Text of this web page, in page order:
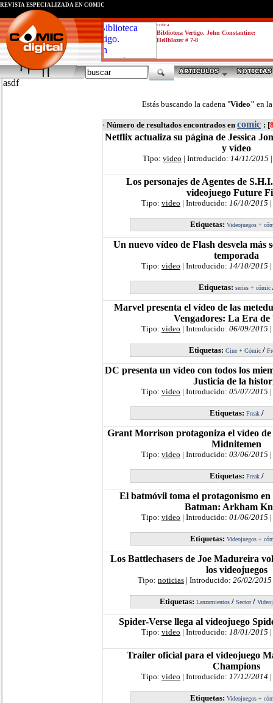
critica
Biblioteca Vertigo. John Constantine:
Hellblazer # 7-8
REVISTA ESPECIALIZADA EN CÓMIC
asdf
Estás buscando la cadena "Video" en
· Número de resultados encontrados en comic : [
Netflix actualiza su página de Jessica
y vídeo
Tipo: video | Introducido: 14/11/2015
Los personajes de Agentes de
videojuego Future
Tipo: video | Introducido: 16/10/2015
Etiquetas: Videojuegos +
Un nuevo vídeo de Flash desvela más
temporada
Tipo: video | Introducido: 14/10/2015
Etiquetas: series + cómic
Marvel presenta el vídeo de las
Vengadores: La Era
Tipo: video | Introducido: 06/09/2015
Etiquetas: Cine + Cómic/
DC presenta un vídeo con todos los
Justicia de la
Tipo: video | Introducido: 05/07/2015
Etiquetas: Freak/
Grant Morrison protagoniza el vídeo
Midnitemen
Tipo: video | Introducido: 03/06/2015
Etiquetas: Freak/
El batmóvil toma el protagonismo en
Batman: Arkham
Tipo: video | Introducido: 01/06/2015
Etiquetas: Videojuegos +
Los Battlechasers de Joe Madureira
los videojuegos
Tipo: noticias | Introducido: 26/02/2015
Etiquetas: Lanzamientos / Sector/
Spider-Verse llega al videojuego
Tipo: video | Introducido: 18/01/2015
Trailer oficial para el videojuego
Champions
Tipo: video | Introducido: 17/12/2014
Etiquetas: Videojuegos +